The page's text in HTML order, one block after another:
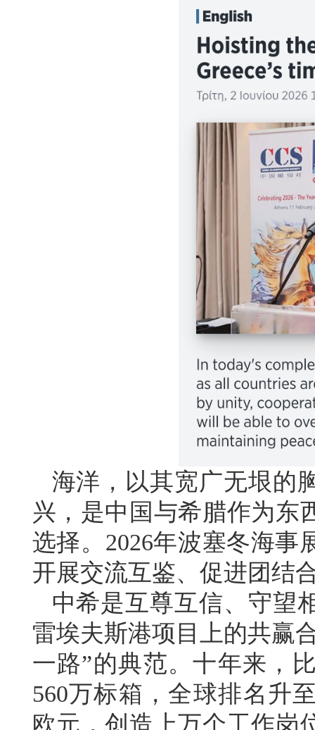
海洋，以其宽广无垠的
兴，是中国与希腊作为东
选择。2026年波塞冬海事
开展交流互鉴、促进团结
中希是互尊互信、守望
雷埃夫斯港项目上的共赢
一路”的典范。十年来，
560万标箱，全球排名升
欧元，创造上万个工作岗